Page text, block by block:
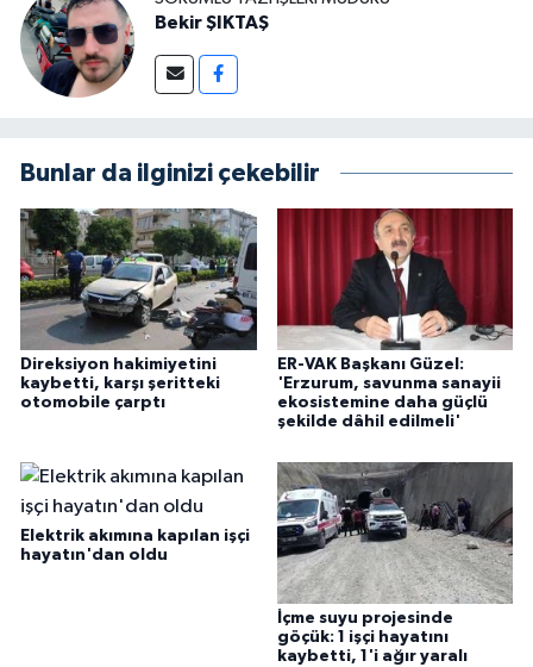
Bekir ŞIKTAŞ
Bunlar da ilginizi çekebilir
Direksiyon hakimiyetini
kaybetti, karşı şeritteki
otomobile çarptı
ER-VAK Başkanı Güzel:
'Erzurum, savunma sanayii
ekosistemine daha güçlü
şekilde dâhil edilmeli'
Elektrik akımına kapılan işçi
hayatın'dan oldu
İçme suyu projesinde
göçük: 1 işçi hayatını
kaybetti, 1'i ağır yaralı